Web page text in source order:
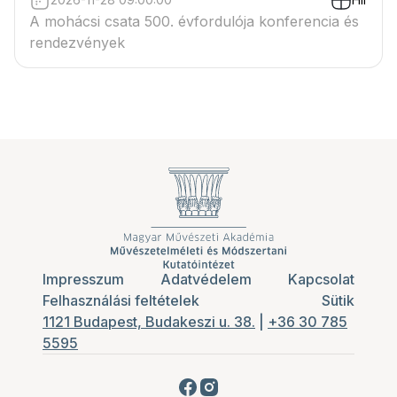
A mohácsi csata 500. évfordulója konferencia és
rendezvények
Impresszum Adatvédelem
Kapcsolat
Felhasználási feltételek
Sütik
1121 Budapest, Budakeszi u. 38.
+36 30 785
5595